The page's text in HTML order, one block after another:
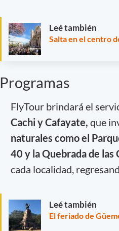
Leé también
Salta en el centro
Programas
FlyTour brindará el
Cachi y Cafayate, que
naturales como el
40 y la Quebrada de las
cada localidad,
Leé también
El feriado de